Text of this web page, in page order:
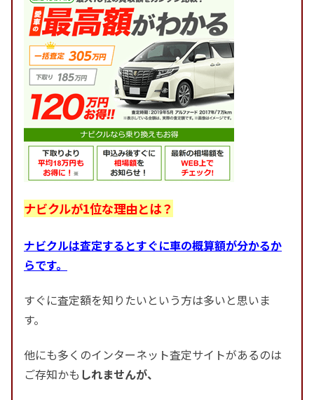
ナビクルが1位な理由とは？
ナビクルは査定するとすぐに車の概算額が分かるか
らです。
すぐに査定額を知りたいという方は多いと思いま
す。
他にも多くのインターネット査定サイトがあるのは
ご存知かも しれませんが、